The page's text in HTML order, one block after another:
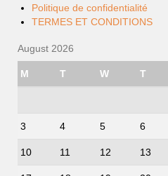
Politique de confidentialité
TERMES ET CONDITIONS
August 2026
M T W T
3 4 5 6
10 11 12 13